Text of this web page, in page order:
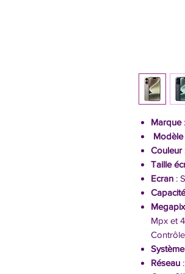
Marque
Modèle
Couleur
Taille
Ecran :
Mpx et
Réseau